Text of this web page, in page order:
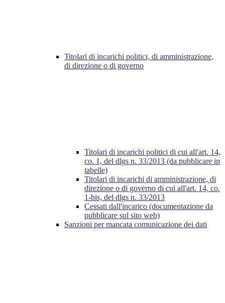
Titolari di incarichi politici, di amministrazione,
di direzione o di governo
Titolari di incarichi politici di cui all'art. 14,
co. 1, del dlgs n. 33/2013 (da pubblicare in
tabelle)
Titolari di incarichi di amministrazione, di
direzione o di governo di cui all'art. 14, co.
1-bis, del dlgs n. 33/2013
Cessati dall'incarico (documentazione da
pubblicare sul sito web)
Sanzioni per mancata comunicazione dei dati